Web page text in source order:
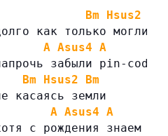
Bm Hsus2
как только могли
A Asus4 A
забыли pin-code
Bm Hsus2
Bm
касаясь земли
A Asus4 A
с рождения знаем